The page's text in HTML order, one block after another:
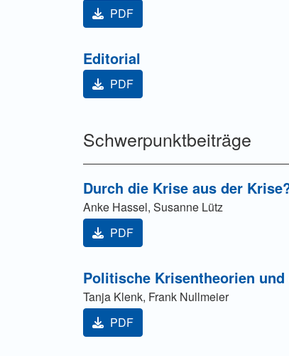
PDF
Editorial
PDF
Schwerpunktbeiträge
Durch die Krise aus der
Anke Hassel, Susanne Lütz
PDF
Politische Krisentheorien
Tanja Klenk, Frank Nullmeier
PDF